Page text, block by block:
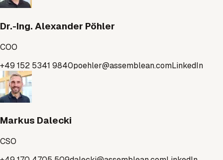
Dr.-Ing. Alexander Pöhler
COO
+49 152 5341 9840poehler@assemblean.comLinkedIn
Markus Dalecki
CSO